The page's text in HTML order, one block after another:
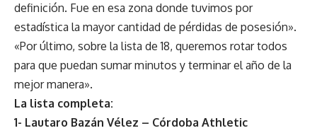
definición. Fue en esa zona donde tuvimos por
estadística la mayor cantidad de pérdidas de posesión».
«Por último, sobre la lista de 18, queremos rotar todos
para que puedan sumar minutos y terminar el año de la
mejor manera».
La lista completa:
1- Lautaro Bazán Vélez – Córdoba Athletic